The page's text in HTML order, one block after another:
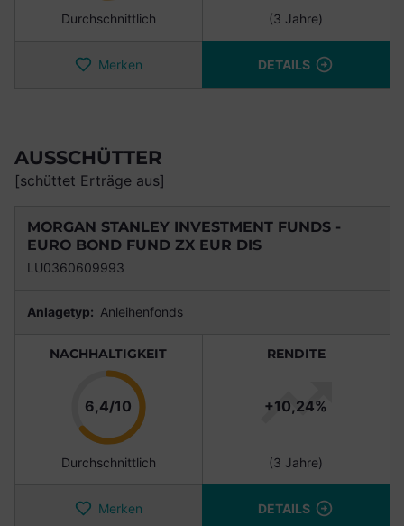
Durchschnittlich (3 Jahre)
Merken DETAILS
AUSSCHÜTTER
[schüttet Erträge aus]
MORGAN STANLEY INVESTMENT FUNDS -
EURO BOND FUND ZX EUR DIS
LU0360609993
Anlagetyp: Anleihenfonds
NACHHALTIGKEIT
6,4/10 Punkte
Durchschnittlich
RENDITE
+10,24%
(3 Jahre)
Merken DETAILS